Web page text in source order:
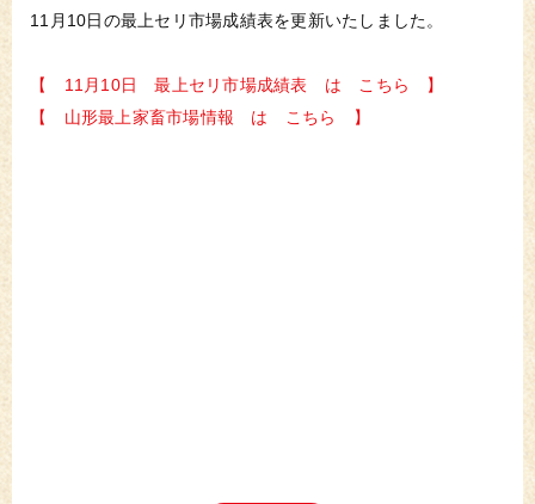
11月10日の最上セリ市場成績表を更新いたしました。
【 11月10日 最上セリ市場成績表 は こちら 】
【 山形最上家畜市場情報 は こちら 】